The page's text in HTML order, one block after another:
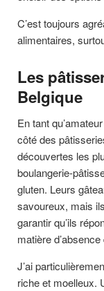
C’est toujours
alimentaires,
Les
Belgique
En tant
côté des
découvertes les
boulangerie-
gluten. Leurs
savoureux, mais
garantir qu’ils
matière
J’ai
riche et moelleux.